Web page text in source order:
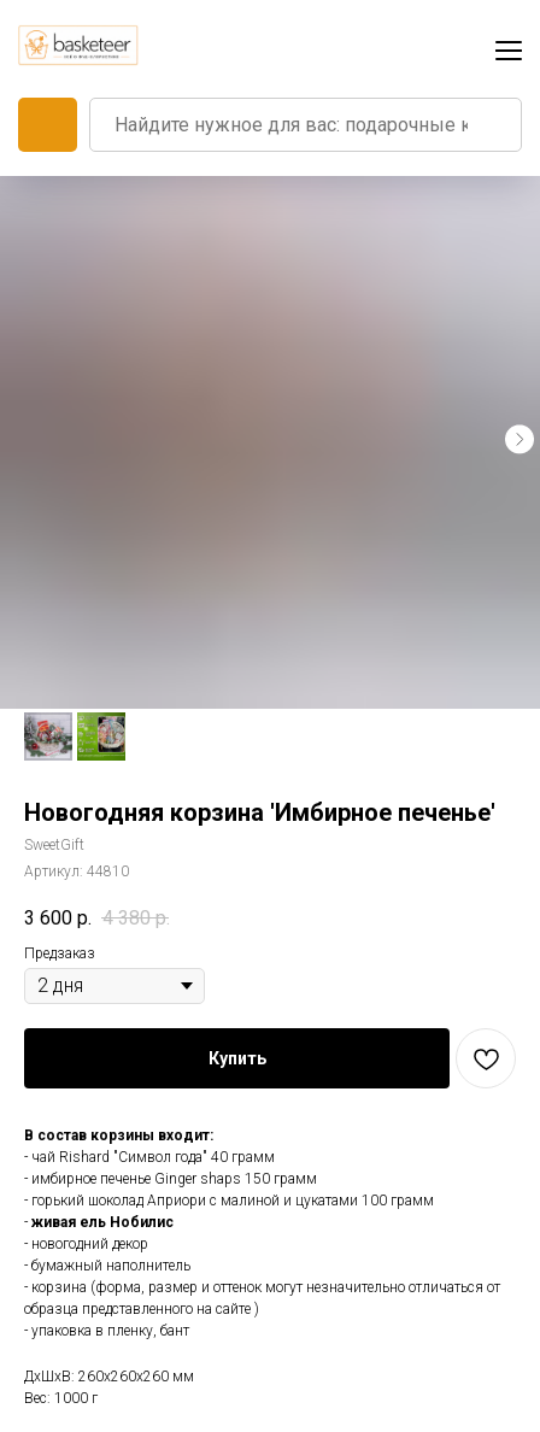
Новогодняя корзина 'Имбирное печенье'
SweetGift
Артикул: 44810
3 600 р. 4 380 р.
Предзаказ
Купить
В состав корзины входит:
- чай Rishard "Символ года" 40 грамм
- имбирное печенье Ginger shaps 150 грамм
- горький шоколад Априори с малиной и цукатами 100 грамм
- живая ель Нобилис
- новогодний декор
- бумажный наполнитель
- корзина (форма, размер и оттенок могут незначительно отличаться от
образца представленного на сайте )
- упаковка в пленку, бант
ДxШxВ: 260x260x260 мм
Вес: 1000 г